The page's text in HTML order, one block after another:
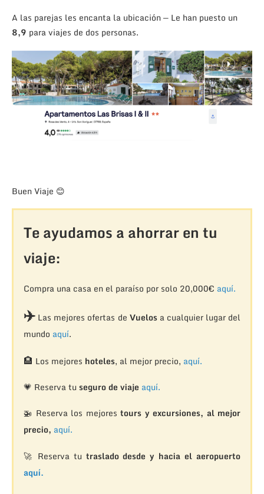
A las parejas les encanta la ubicación — Le han puesto un
8,9 para viajes de dos personas.
Buen Viaje 😊
Te ayudamos a ahorrar en tu
viaje:
Compra una casa en el paraíso por solo 20,000€ aquí.
✈️Las mejores ofertas de Vuelosa cualquier lugar del
mundo aquí.
🏨 Los mejores hoteles, al mejor precio, aquí.
💗 Reserva tu seguro de viaje aquí.
🚁 Reserva los mejorestours y excursiones, al mejor
precio, aquí.
🚀 Reserva tu traslado desde y hacia el aeropuerto
aquí.